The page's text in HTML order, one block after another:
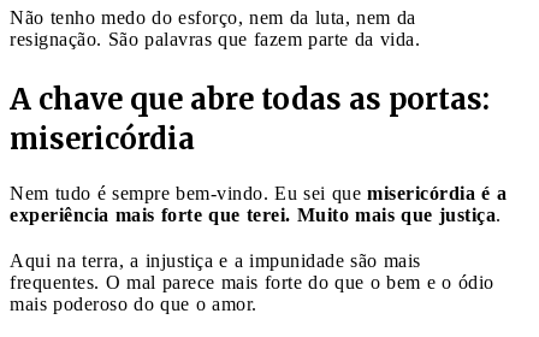
Não tenho medo do esforço, nem da luta, nem da
resignação. São palavras que fazem parte da vida.
A chave que abre todas as portas:
misericórdia
Nem tudo é sempre bem-vindo. Eu sei que misericórdia é a
experiência mais forte que terei. Muito mais que justiça.
Aqui na terra, a injustiça e a impunidade são mais
frequentes. O mal parece mais forte do que o bem e o ódio
mais poderoso do que o amor.